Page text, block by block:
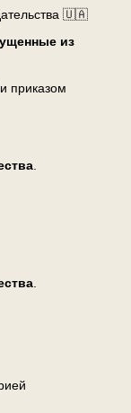
🇺🇦
из
приказом
.
.